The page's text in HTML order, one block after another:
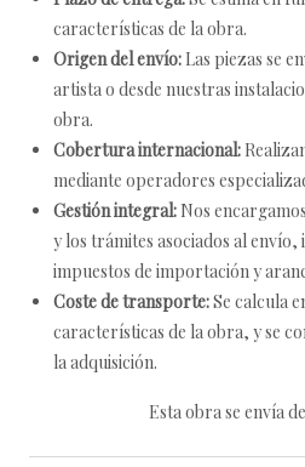
características de la obra.
Origen del envío: Las piezas se
artista o desde nuestras
obra.
Cobertura internacional:
mediante operadores
Gestión integral: Nos
y los trámites asociados al envío,
impuestos de importación y
Coste de transporte:Se calcula
características de la obra, y se
la adquisición.
Esta obra se envía